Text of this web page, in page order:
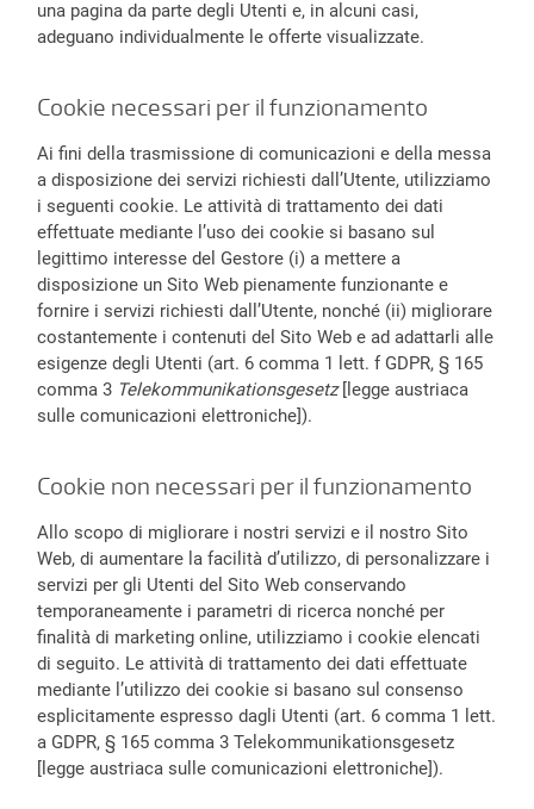
una pagina da parte degli Utenti e, in alcuni casi,
adeguano individualmente le offerte visualizzate.
Cookie necessari per il funzionamento
Ai fini della trasmissione di comunicazioni e della messa
a disposizione dei servizi richiesti dall’Utente, utilizziamo
i seguenti cookie. Le attività di trattamento dei dati
effettuate mediante l’uso dei cookie si basano sul
legittimo interesse del Gestore (i) a mettere a
disposizione un Sito Web pienamente funzionante e
fornire i servizi richiesti dall’Utente, nonché (ii) migliorare
costantemente i contenuti del Sito Web e ad adattarli alle
esigenze degli Utenti (art. 6 comma 1 lett. f GDPR, § 165
comma 3 Telekommunikationsgesetz[legge austriaca
sulle comunicazioni elettroniche]).
Cookie non necessari per il funzionamento
Allo scopo di migliorare i nostri servizi e il nostro Sito
Web, di aumentare la facilità d’utilizzo, di personalizzare i
servizi per gli Utenti del Sito Web conservando
temporaneamente i parametri di ricerca nonché per
finalità di marketing online, utilizziamo i cookie elencati
di seguito. Le attività di trattamento dei dati effettuate
mediante l’utilizzo dei cookie si basano sul consenso
esplicitamente espresso dagli Utenti (art. 6 comma 1 lett.
a GDPR, § 165 comma 3 Telekommunikationsgesetz
[legge austriaca sulle comunicazioni elettroniche]).